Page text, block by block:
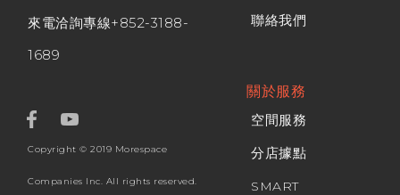
來電洽詢專線+852-3188-
1689
Copyright © 2019 Morespace
Companies Inc. All rights reserved.
聯絡我們
關於服務
空間服務
分店據點
SMART